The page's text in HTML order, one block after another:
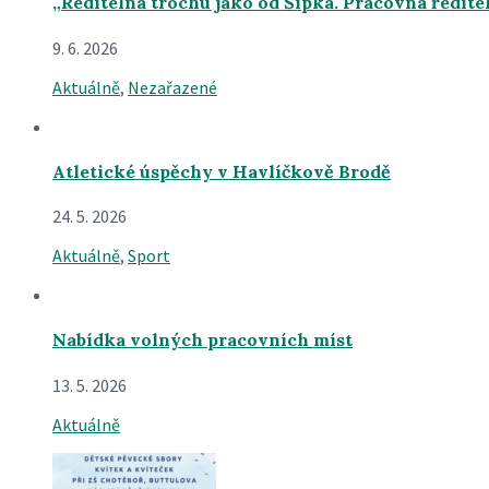
9. 6. 2026
Aktuálně, Nezařazené
Atletické úspěchy v Havlíčkově Brodě
24. 5. 2026
Aktuálně, Sport
Nabídka volných pracovních míst
13. 5. 2026
Aktuálně